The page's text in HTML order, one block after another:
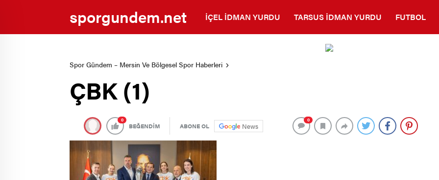
sporgundem.net İÇEL İDMAN YURDU TARSUS İDMAN YURDU FUTBOL
Spor Gündem – Mersin Ve Bölgesel Spor Haberleri
ÇBK (1)
0
BEĞENDİM ABONE OL News
0